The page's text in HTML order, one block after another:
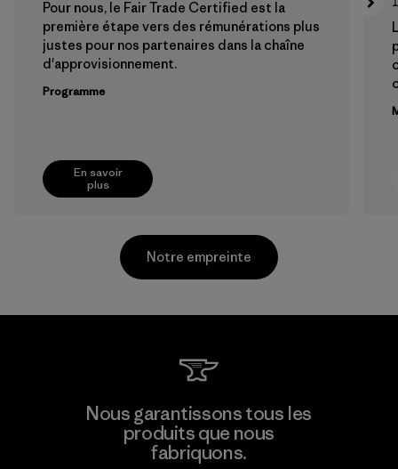
En savoir
plus
Pour nous, le Fair Trade Certified est la
première étape vers des rémunérations plus
justes pour nos partenaires dans la chaîne
d'approvisionnement.
Programme
Supertex El Salvador
Notre empreinte
Nous garantissons tous les
produits que nous
fabriquons.